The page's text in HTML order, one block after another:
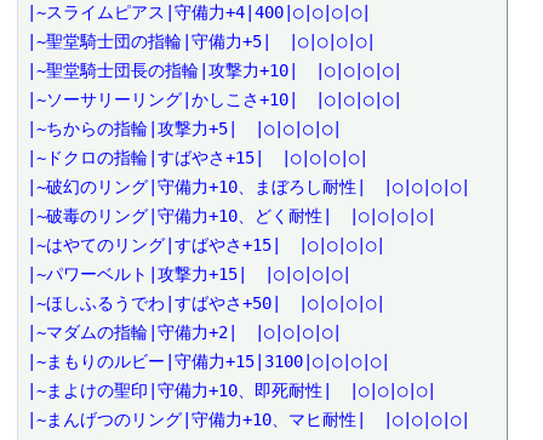
|~スライムピアス|守備力+4|400|○|○|○|○|
|~聖堂騎士団の指輪|守備力+5|　|○|○|○|○|
|~聖堂騎士団長の指輪|攻撃力+10|　|○|○|○|○|
|~ソーサリーリング|かしこさ+10|　|○|○|○|○|
|~ちからの指輪|攻撃力+5|　|○|○|○|○|
|~ドクロの指輪|すばやさ+15|　|○|○|○|○|
|~破幻のリング|守備力+10、まぼろし耐性|　|○|○|○|○|
|~破毒のリング|守備力+10、どく耐性|　|○|○|○|○|
|~はやてのリング|すばやさ+15|　|○|○|○|○|
|~パワーベルト|攻撃力+15|　|○|○|○|○|
|~ほしふるうでわ|すばやさ+50|　|○|○|○|○|
|~マダムの指輪|守備力+2|　|○|○|○|○|
|~まもりのルビー|守備力+15|3100|○|○|○|○|
|~まよけの聖印|守備力+10、即死耐性|　|○|○|○|○|
|~まんげつのリング|守備力+10、マヒ耐性|　|○|○|○|○|